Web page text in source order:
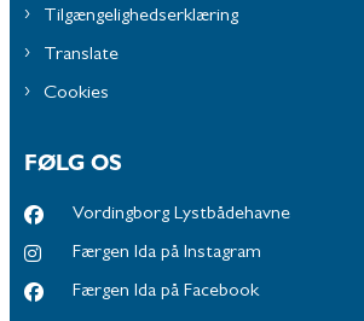
Tilgængelighedserklæring
Translate
Cookies
FØLG OS
Vordingborg Lystbådehavne
Færgen Ida på Instagram
Færgen Ida på Facebook